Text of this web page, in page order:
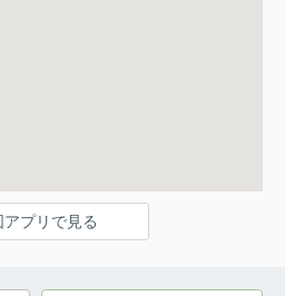
アプリで見る